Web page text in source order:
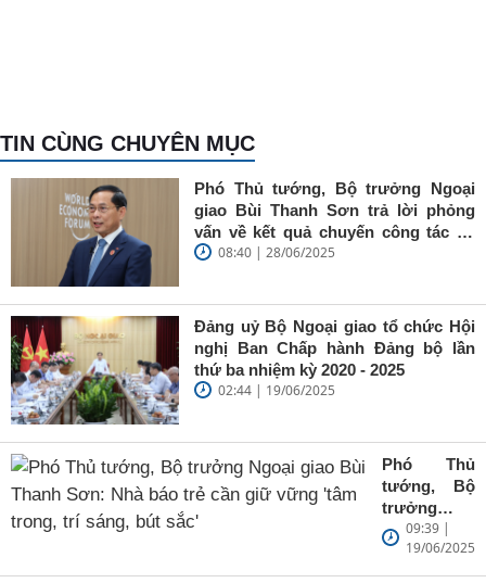
TIN CÙNG CHUYÊN MỤC
Phó Thủ tướng, Bộ trưởng Ngoại
giao Bùi Thanh Sơn trả lời phỏng
vấn về kết quả chuyến công tác tại
Trung Quốc của Thủ tướng Chính
08:40 | 28/06/2025
Đảng uỷ Bộ Ngoại giao tổ chức Hội
nghị Ban Chấp hành Đảng bộ lần
thứ ba nhiệm kỳ 2020 - 2025
02:44 | 19/06/2025
Phó Thủ
tướng, Bộ
trưởng
Ngoại giao
Bùi Thanh
Sơn: Nhà
09:39 |
19/06/2025